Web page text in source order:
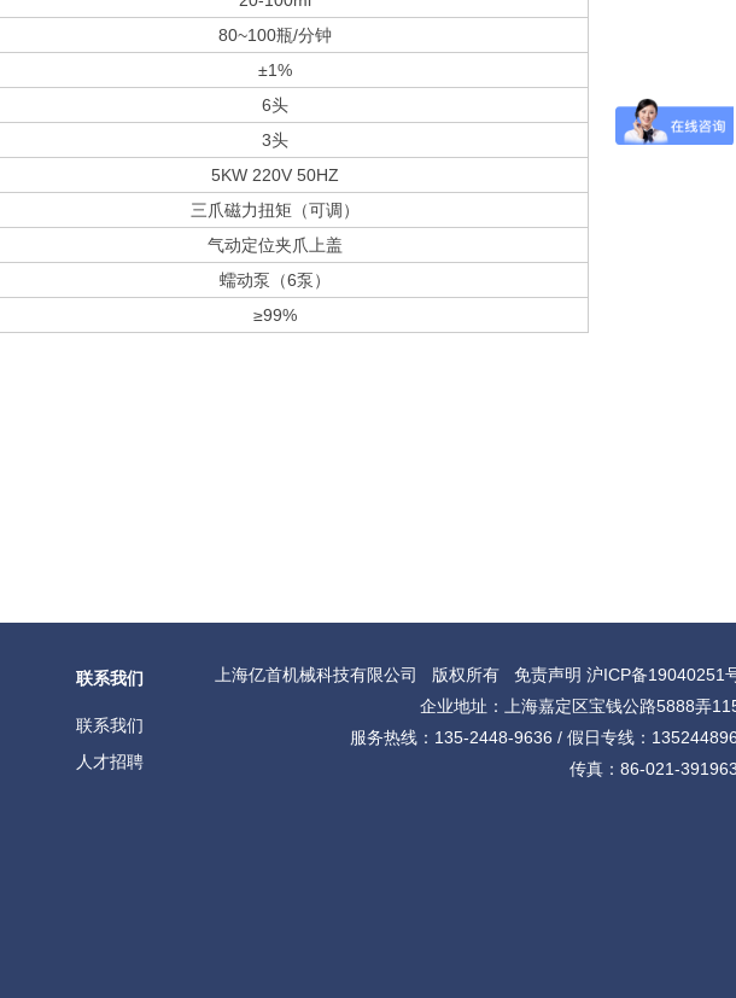
80~100瓶/分钟
±1%
6头
3头
5KW 220V 50HZ
三爪磁力扭矩（可调）
气动定位夹爪上盖
蠕动泵（6泵）
≥99%
联系我们
联系我们
人才招聘
上海亿首机械科技有限公司 版权所有 免责声明 沪ICP备19040251
企业地址：上海嘉定区宝钱公路5888弄
服务热线：135-2448-9636 / 假日专线：
传真：86-021-